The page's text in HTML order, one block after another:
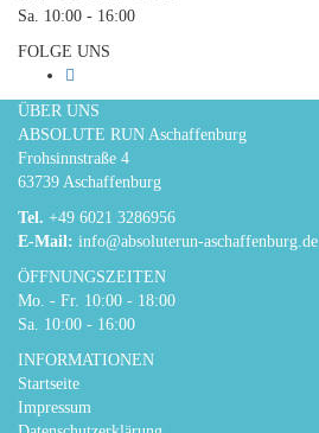
Sa. 10:00 - 16:00
FOLGE UNS
ÜBER UNS
ABSOLUTE RUN Aschaffenburg
Frohsinnstraße 4
63739 Aschaffenburg
Tel. +49 6021 3286956
E-Mail: info@absoluterun-aschaffenburg.de
ÖFFNUNGSZEITEN
Mo. - Fr. 10:00 - 18:00
Sa. 10:00 - 16:00
INFORMATIONEN
Startseite
Impressum